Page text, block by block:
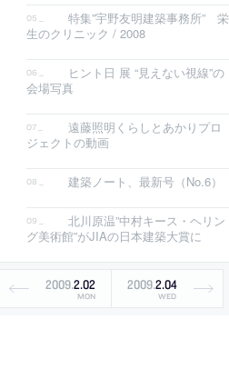
特集”宇野友明建築事務所” 栄
生のクリニック / 2008
ヒント日 展 “見えない視線”の
会場写真
遠藤照明くらしとあかりプロ
ジェクトの動画
建築ノート、最新号（No.6）
北川原温”中村キース・ヘリン
グ美術館”がJIAの日本建築大賞に
2009.2.02
MON
2009.2.04
WED